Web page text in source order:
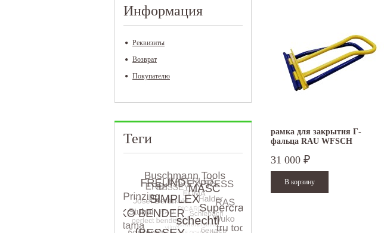
Информация
Реквизиты
Возврат
Покупателю
Теги
рамка для закрытия Г-
фальца RAU WFSCH
31 000 ₽